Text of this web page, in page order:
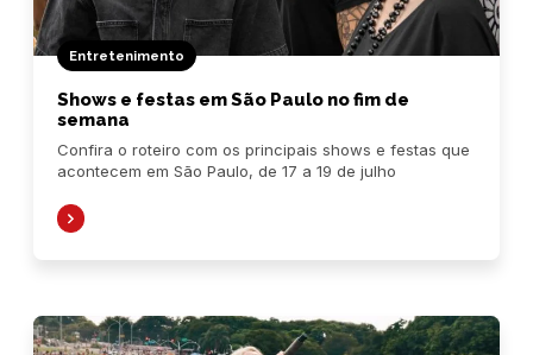
Entretenimento
Shows e festas em São Paulo no fim de
semana
Confira o roteiro com os principais shows e festas que
acontecem em São Paulo, de 17 a 19 de julho